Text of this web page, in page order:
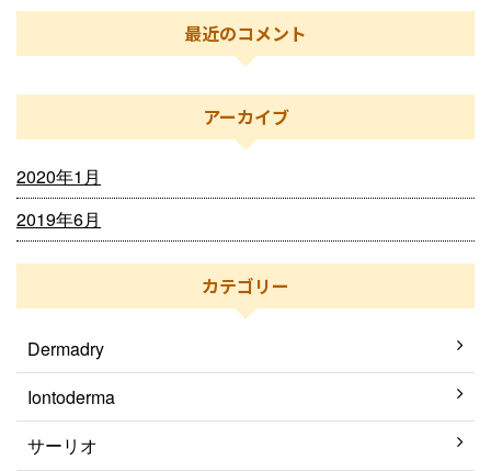
最近のコメント
アーカイブ
2020年1月
2019年6月
カテゴリー
Dermadry
Iontoderma
サーリオ